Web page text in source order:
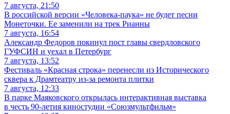
7 августа, 21:50
В российской версии «Человека-паука» не будет песни
Монеточки. Ее заменили на трек Рианны
7 августа, 16:54
Александр Федоров покинул пост главы свердловского
ГУФСИН и уехал в Петербург
7 августа, 13:52
Фестиваль «Красная строка» перенесли из Исторического
сквера к Драмтеатру из-за ремонта плитки
7 августа, 12:33
В парке Маяковского открылась интерактивная выставка
в честь 90-летия киностудии «Союзмультфильм»